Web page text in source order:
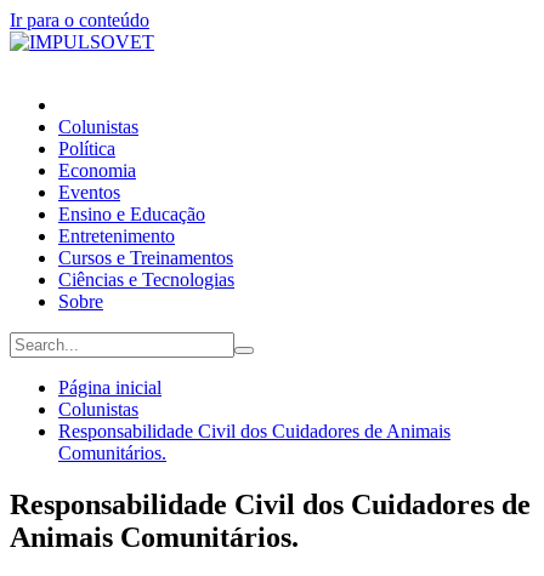
Ir para o conteúdo
Colunistas
Política
Economia
Eventos
Ensino e Educação
Entretenimento
Cursos e Treinamentos
Ciências e Tecnologias
Sobre
Página inicial
Colunistas
Responsabilidade Civil dos Cuidadores de Animais
Comunitários.
Responsabilidade Civil dos Cuidadores de
Animais Comunitários.